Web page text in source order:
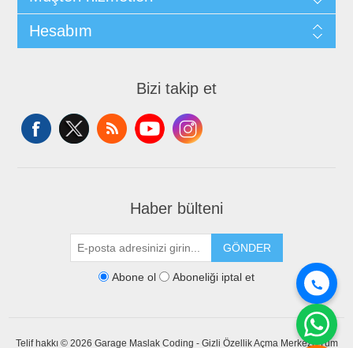
Hesabım
Bizi takip et
Haber bülteni
GÖNDER
Abone ol Aboneliği iptal et
Telif hakkı © 2026 Garage Maslak Coding - Gizli Özellik Açma Merkezi. Tüm